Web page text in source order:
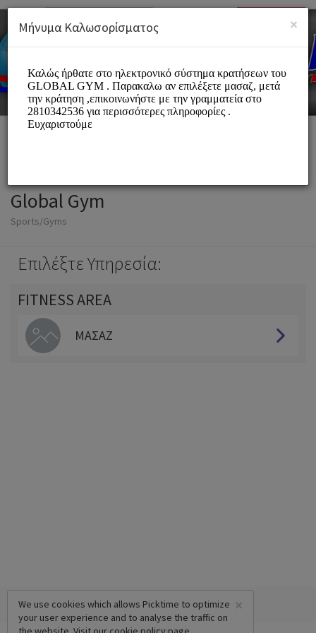
ΕΓΓΡΑΦΕΙΤΕ
Global Gym
Sports/Gyms
Επιλέξτε Υπηρεσία:
FITNESS AREA
ΜΑΣΑΖ
×
We use cookies which allows Picktime to optimize
your user experience and to analyse the traffic on
×
Μήνυμα Καλωσορίσματος